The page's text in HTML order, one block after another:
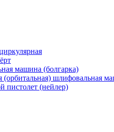
машина (болгарка)
(орбитальная) шлифовальная
пистолет (нейлер)